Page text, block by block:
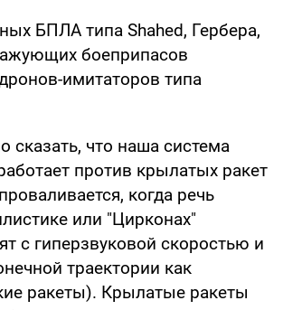
БПЛА типа Shahed, Гербера,
боеприпасов
имитаторов типа
сказать, что наша система
против крылатых ракет
когда речь
или "Цирконах"
с гиперзвуковой скоростью и
траектории как
ракеты). Крылатые ракеты